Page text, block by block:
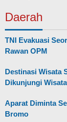
Daerah
TNI Evakuasi
Rawan OPM
Destinasi Wisata
Dikunjungi
Aparat Diminta
Bromo